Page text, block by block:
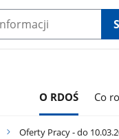
O RDOŚ Co
Oferty Pracy - do